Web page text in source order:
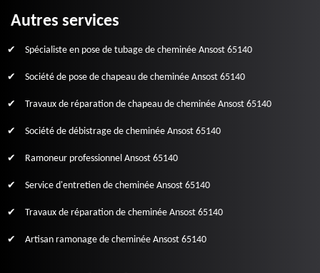
Autres services
Spécialiste en pose de tubage de cheminée Ansost 65140
Société de pose de chapeau de cheminée Ansost 65140
Travaux de réparation de chapeau de cheminée Ansost 65140
Société de débistrage de cheminée Ansost 65140
Ramoneur professionnel Ansost 65140
Service d'entretien de cheminée Ansost 65140
Travaux de réparation de cheminée Ansost 65140
Artisan ramonage de cheminée Ansost 65140